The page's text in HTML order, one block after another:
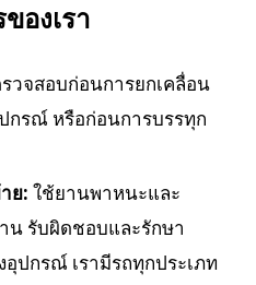
องเรา
วจสอบก่อนการยกเคลื่อน
กรณ์ หรือก่อนการบรรทุก
ย: ใช้ยานพาหนะและ
รับผิดชอบและรักษา
ปกรณ์ เรามีรถทุกประเภท